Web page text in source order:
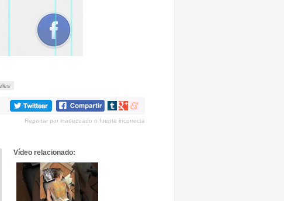
Compartir
tumblr
Compartir
Google+
Compartir
meneame
Reportar por inadecuado o fuente incorrecta
Vídeo relacionado: